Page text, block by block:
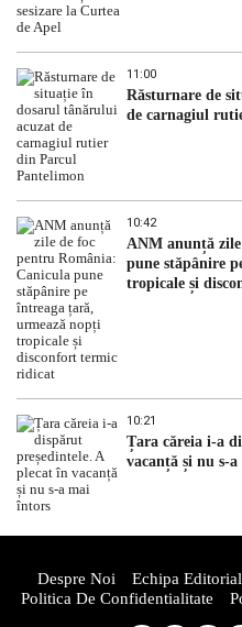
11:00
Răsturnare de
de carnagiul
10:42
ANM anunță
pune stăpânire
tropicale și
10:21
Țara căreia i-a
vacanță și nu s-
Despre Noi Echipa
Politica De Confidentialitate